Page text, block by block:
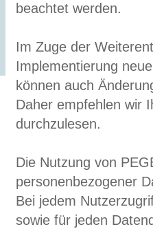
beachtet werden.
Im Zuge der
Implementierung
können auch
Daher empfehlen wir
durchzulesen.
Die Nutzung von
personenbezogener
Bei jedem
sowie für jeden